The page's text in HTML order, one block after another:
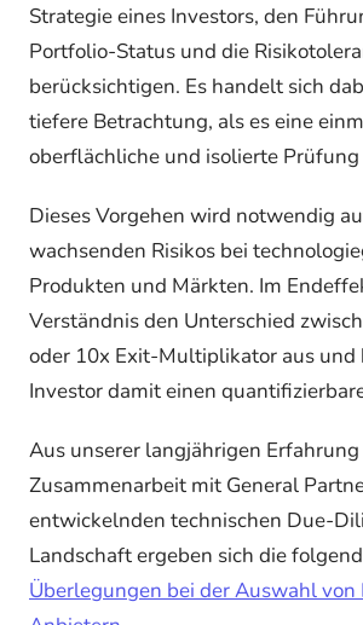
Strategie eines Investors, den
Portfolio-Status und die
berücksichtigen. Es handelt sich
tiefere Betrachtung, als es eine
oberflächliche und isolierte
Dieses Vorgehen wird notwendig
wachsenden Risikos bei
Produkten und Märkten. Im
Verständnis den Unterschied
oder 10x Exit-Multiplikator aus und
Investor damit einen
Aus unserer langjährigen
Zusammenarbeit mit General
entwickelnden technischen Due-
Landschaft ergeben sich die
Überlegungen bei der Auswahl von